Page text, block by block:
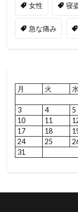
女性 寝
急な痛み
月
火 水
3
4 5
10
11
17
18
24
25
31